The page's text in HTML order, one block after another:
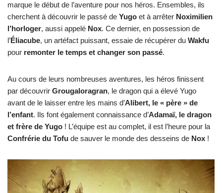
marque le début de l’aventure pour nos héros. Ensembles, ils
cherchent à découvrir le passé de Yugo et à arrêter Noximilien
l’horloger, aussi appelé Nox. Ce dernier, en possession de
l’Éliacube, un artéfact puissant, essaie de récupérer du Wakfu
pour remonter le temps et changer son passé.
Au cours de leurs nombreuses aventures, les héros finissent
par découvrir Grougaloragran, le dragon qui a élevé Yugo
avant de le laisser entre les mains d’Alibert, le « père » de
l’enfant. Ils font également connaissance d’Adamaï, le dragon
et frère de Yugo ! L’équipe est au complet, il est l’heure pour la
Confrérie du Tofu de sauver le monde des desseins de Nox !